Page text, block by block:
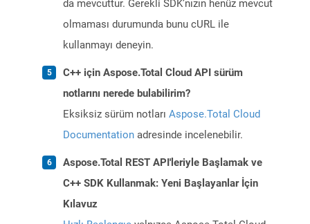
da mevcuttur. Gerekli SDK’nızın henüz mevcut
olmaması durumunda bunu cURL ile
kullanmayı deneyin.
C++ için Aspose.Total Cloud API sürüm
notlarını nerede bulabilirim?
Eksiksiz sürüm notları Aspose.Total Cloud
Documentation adresinde incelenebilir.
Aspose.Total REST API'leriyle Başlamak ve
C++ SDK Kullanmak: Yeni Başlayanlar İçin
Kılavuz